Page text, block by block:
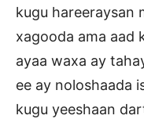
kugu hareeraysan
xagooda ama aad
ayaa waxa ay
ee ay noloshaada
kugu yeeshaan